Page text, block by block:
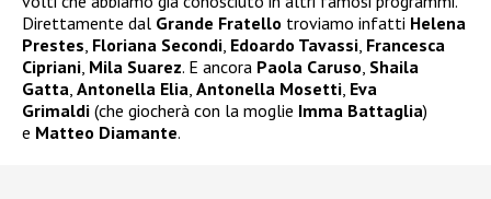
Direttamente dal Grande Fratello troviamo infatti Helena
Prestes Floriana Secondi Edoardo Tavassi Francesca
Cipriani Mila Suarez. E ancora Paola Caruso Shaila
Gatta Antonella Elia Antonella Mosetti Eva
Grimaldi (che giocherà con la moglie Imma Battaglia)
e Matteo Diamante.